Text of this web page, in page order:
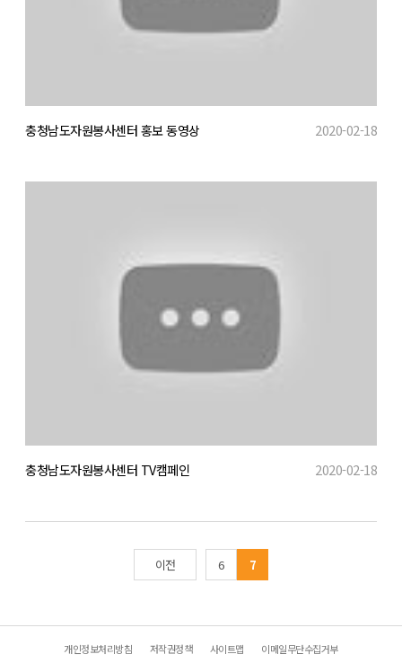
충청남도자원봉사센터 홍보 동영상 2020-02-18
충청남도자원봉사센터 TV캠페인 2020-02-18
이전 6 7
개인정보처리방침 저작권정책 사이트맵 이메일무단수집거부